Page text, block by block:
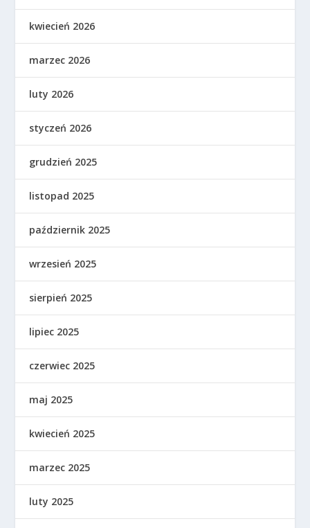
kwiecień 2026
marzec 2026
luty 2026
styczeń 2026
grudzień 2025
listopad 2025
październik 2025
wrzesień 2025
sierpień 2025
lipiec 2025
czerwiec 2025
maj 2025
kwiecień 2025
marzec 2025
luty 2025